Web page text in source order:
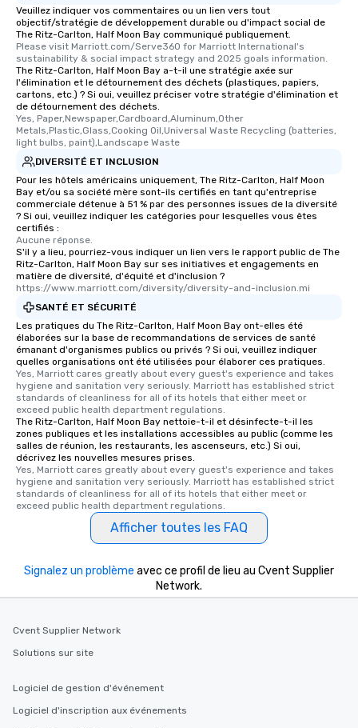
Veuillez indiquer vos commentaires ou un lien vers tout
objectif/stratégie de développement durable ou d'impact social de
The Ritz-Carlton, Half Moon Bay communiqué publiquement.
Please visit Marriott.com/Serve360 for Marriott International's
sustainability & social impact strategy and 2025 goals information.
The Ritz-Carlton, Half Moon Bay a-t-il une stratégie axée sur
l'élimination et le détournement des déchets (plastiques, papiers,
cartons, etc.) ? Si oui, veuillez préciser votre stratégie d'élimination et
de détournement des déchets.
Yes, Paper,Newspaper,Cardboard,Aluminum,Other
Metals,Plastic,Glass,Cooking Oil,Universal Waste Recycling (batteries,
light bulbs, paint),Landscape Waste
DIVERSITÉ ET INCLUSION
Pour les hôtels américains uniquement, The Ritz-Carlton, Half Moon
Bay et/ou sa société mère sont-ils certifiés en tant qu'entreprise
commerciale détenue à 51 % par des personnes issues de la diversité
? Si oui, veuillez indiquer les catégories pour lesquelles vous êtes
certifiés :
Aucune réponse.
S'il y a lieu, pourriez-vous indiquer un lien vers le rapport public de The
Ritz-Carlton, Half Moon Bay sur ses initiatives et engagements en
matière de diversité, d'équité et d'inclusion ?
https://www.marriott.com/diversity/diversity-and-inclusion.mi
SANTÉ ET SÉCURITÉ
Les pratiques du The Ritz-Carlton, Half Moon Bay ont-elles été
élaborées sur la base de recommandations de services de santé
émanant d'organismes publics ou privés ? Si oui, veuillez indiquer
quelles organisations ont été utilisées pour élaborer ces pratiques.
Yes, Marriott cares greatly about every guest's experience and takes
hygiene and sanitation very seriously. Marriott has established strict
standards of cleanliness for all of its hotels that either meet or
exceed public health department regulations.
The Ritz-Carlton, Half Moon Bay nettoie-t-il et désinfecte-t-il les
zones publiques et les installations accessibles au public (comme les
salles de réunion, les restaurants, les ascenseurs, etc.) Si oui,
décrivez les nouvelles mesures prises.
Yes, Marriott cares greatly about every guest's experience and takes
hygiene and sanitation very seriously. Marriott has established strict
standards of cleanliness for all of its hotels that either meet or
exceed public health department regulations.
Afficher toutes les FAQ
Signalez un problème avec ce profil de lieu au Cvent Supplier
Network.
Cvent Supplier Network
Solutions sur site
Logiciel de gestion d'événement
Logiciel d'inscription aux événements